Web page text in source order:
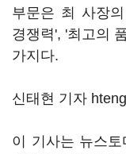
부문은 최 사장
경쟁력', '최고의
가지다.
신태현 기자
이 기사는 뉴스